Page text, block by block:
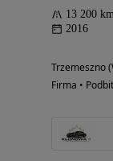
13 200 km
2016
Trzemeszno
Firma •